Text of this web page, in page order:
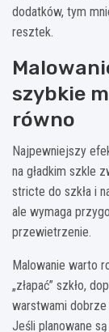
dodatków, tym
resztek.
szybkie
równo
Najpewniejszy
na gładkim szkle
stricte do szkła i
ale wymaga
przewietrzenie.
Malowanie warto
„złapać” szkło,
warstwami dobrze
Jeśli planowane